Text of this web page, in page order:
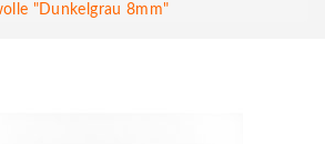
"Dunkelgrau 8mm"